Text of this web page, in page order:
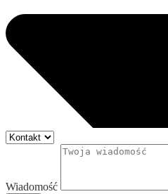
Wiadomość